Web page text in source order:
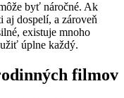
byť náročné. Ak
aj dospelí, a zároveň
existuje mnoho
úplne každý.
filmov